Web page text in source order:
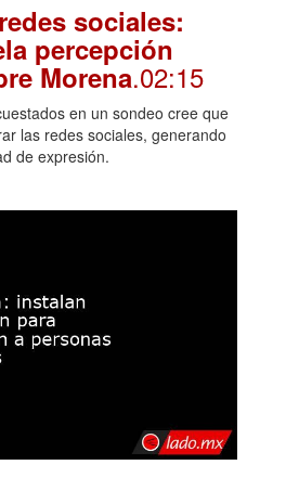
sociales:
percepción
Morena.02:15
en un sondeo cree que
las redes sociales, generando
de expresión.